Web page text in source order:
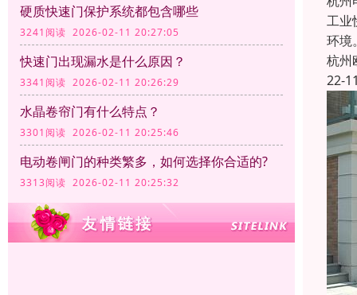
硬质快速门保护系统都包含哪些
3241阅读 2026-02-11 20:27:05
快速门出现漏水是什么原因？
3341阅读 2026-02-11 20:26:29
水晶卷帘门有什么特点？
3301阅读 2026-02-11 20:25:46
电动卷闸门的种类繁多，如何选择你合适的?
3313阅读 2026-02-11 20:25:32
工业
环境
杭州
22-